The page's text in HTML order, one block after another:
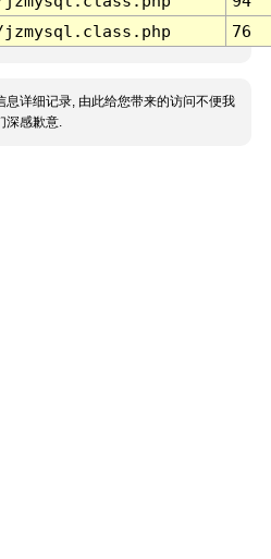
76
息详细记录, 由此给您带来的访问不便我
深感歉意.